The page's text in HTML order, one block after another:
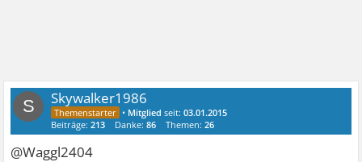
S Skywalker1986
• Mitglied seit:03.01.2015
Beiträge:213 Danke:86 Themen:26
@Waggl2404